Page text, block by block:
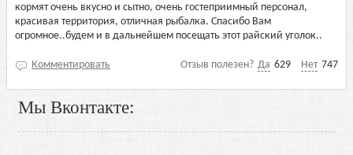
кормят очень вкусно и сытно, очень гостеприимный персонал,
красивая территория, отличная рыбалка. Спасибо Вам
огромное..будем и в дальнейшем посещать этот райский уголок..
Отзыв полезен? Да 629 Нет 747
Комментировать
Мы Вконтакте: